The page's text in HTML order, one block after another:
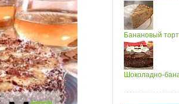
Банановый
Шоколадно-